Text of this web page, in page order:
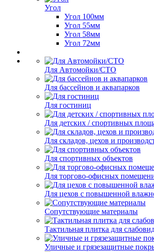
Угол
Угол 100мм
Угол 55мм
Угол 58мм
Угол 72мм
Для Автомойки/СТО
Для бассейнов и аквапарков
Для гостиниц
Для детских / спортивных
Для складов, цехов и
Для спортивных объектов
Для торгово-офисных
Для цехов с повышенной
Сопутствующие материалы
Тактильная плитка для
Уличные и грязезащитные